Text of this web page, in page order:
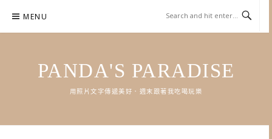
content
MENU
PANDA'S PARADISE
用照片文字傳遞美好．週末跟著我吃喝玩樂